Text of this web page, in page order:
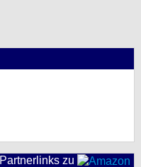
Partnerlinks zu